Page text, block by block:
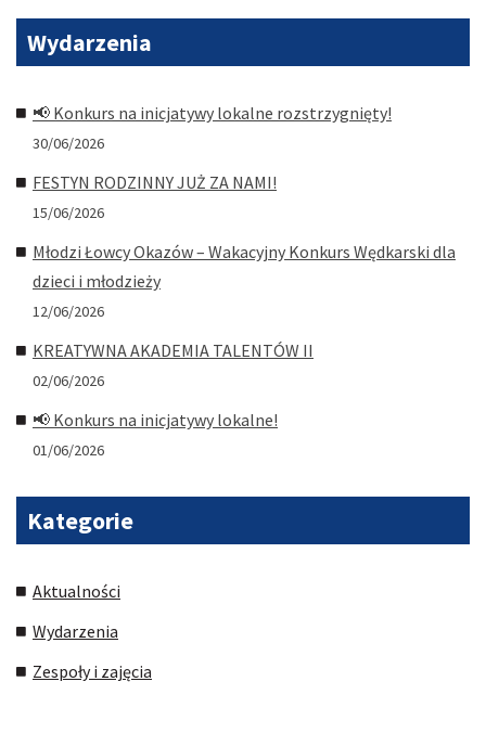
Wydarzenia
📢 Konkurs na inicjatywy lokalne rozstrzygnięty!
30/06/2026
FESTYN RODZINNY JUŻ ZA NAMI!
15/06/2026
Młodzi Łowcy Okazów – Wakacyjny Konkurs Wędkarski dla
dzieci i młodzieży
12/06/2026
KREATYWNA AKADEMIA TALENTÓW II
02/06/2026
📢 Konkurs na inicjatywy lokalne!
01/06/2026
Kategorie
Aktualności
Wydarzenia
Zespoły i zajęcia